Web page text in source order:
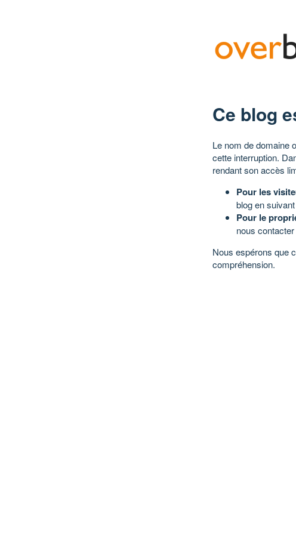
Ce blog
Le nom de domaine
cette interruption.
rendant son accès
Pour les
blog en suivant
Pour le
nous
Nous espérons que
compréhension.